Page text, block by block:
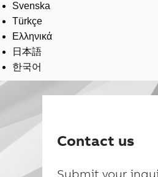
Svenska
Türkçe
Ελληνικά
日本語
한국어
Contact us
Submit your